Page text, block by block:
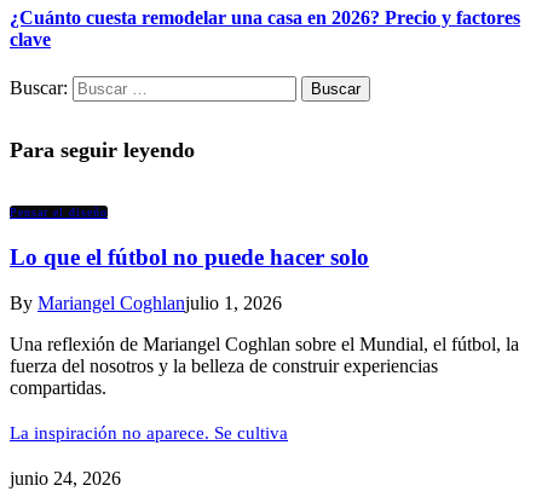
¿Cuánto cuesta remodelar una casa en 2026? Precio y factores
clave
Buscar:
Para seguir leyendo
Pensar el diseño
Lo que el fútbol no puede hacer solo
By Mariangel Coghlanjulio 1, 2026
Una reflexión de Mariangel Coghlan sobre el Mundial, el fútbol, la
fuerza del nosotros y la belleza de construir experiencias
compartidas.
La inspiración no aparece. Se cultiva
junio 24, 2026